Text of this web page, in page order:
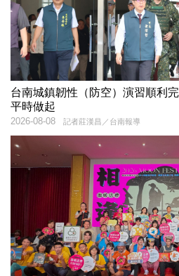
台南城鎮韌性（防空）演習順利
平時做起
記者莊漢昌／台南報導
2026-08-08